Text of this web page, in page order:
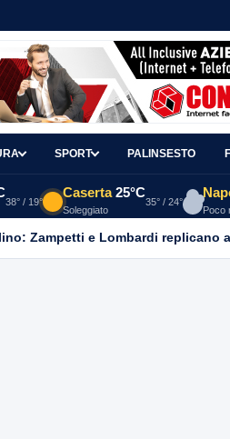
SPORT PALINSESTO
38° / 19°
Caserta 25°C
Soleggiato
35° / 24°
Poco
Zampetti e Lombardi replicano